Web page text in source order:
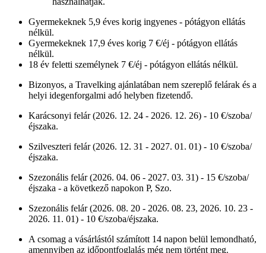
Gyermekeknek 5,9 éves korig ingyenes - pótágyon ellátás
nélkül.
Gyermekeknek 17,9 éves korig 7 €/éj - pótágyon ellátás
nélkül.
18 év feletti személynek 7 €/éj - pótágyon ellátás nélkül.
Bizonyos, a Travelking ajánlatában nem szereplő felárak és a
helyi idegenforgalmi adó helyben fizetendő.
Karácsonyi felár (2026. 12. 24 - 2026. 12. 26) - 10 €/szoba/
éjszaka.
Szilveszteri felár (2026. 12. 31 - 2027. 01. 01) - 10 €/szoba/
éjszaka.
Szezonális felár (2026. 04. 06 - 2027. 03. 31) - 15 €/szoba/
éjszaka - a következő napokon P, Szo.
Szezonális felár (2026. 08. 20 - 2026. 08. 23, 2026. 10. 23 -
2026. 11. 01) - 10 €/szoba/éjszaka.
A csomag a vásárlástól számított 14 napon belül lemondható,
amennyiben az időpontfoglalás még nem történt meg.